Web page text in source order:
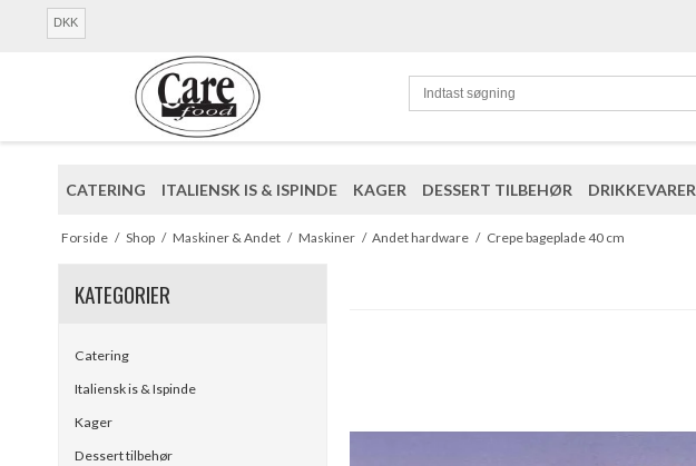
DKK
CATERING ITALIENSK IS & ISPINDE KAGER DESSERT TILBEHØR DRIKKEVARER
Forside / Shop / Maskiner & Andet / Maskiner / Andet hardware / Crepe bageplade 40 cm
KATEGORIER
Catering
Italiensk is & Ispinde
Kager
Dessert tilbehør